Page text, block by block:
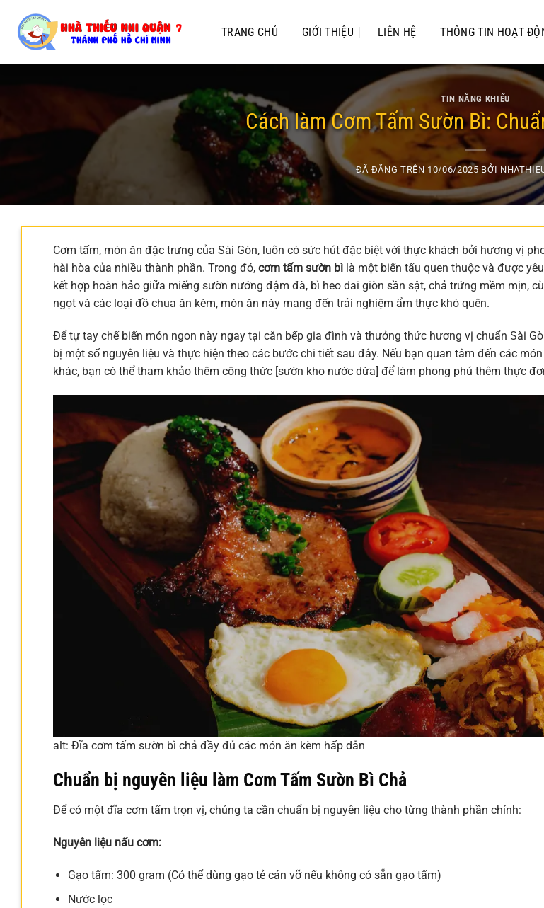
đến
dung
TRANG CHỦ GIỚI THIỆU LIÊN HỆ THÔNG TIN HOẠT
TIN NĂNG KHIẾU
Cách làm Cơm Tấm Sườn Bì:
ĐÃ ĐĂNG TRÊN 10/06/2025 BỞI
Cơm tấm, món ăn đặc trưng của Sài Gòn, luôn có sức hút đặc biệt với thực khách bởi hương vị
hài hòa của nhiều thành phần. Trong đó, cơm tấm sườn bì là một biến tấu quen thuộc và được
kết hợp hoàn hảo giữa miếng sườn nướng đậm đà, bì heo dai giòn sần sật, chả trứng mềm mịn,
ngọt và các loại đồ chua ăn kèm, món ăn này mang đến trải nghiệm ẩm thực khó quên.
Để tự tay chế biến món ngon này ngay tại căn bếp gia đình và thưởng thức hương vị chuẩn Sài
bị một số nguyên liệu và thực hiện theo các bước chi tiết sau đây. Nếu bạn quan tâm đến các
khác, bạn có thể tham khảo thêm công thức [sườn kho nước dừa] để làm phong phú thêm thực
alt: Đĩa cơm tấm sườn bì chả đầy đủ các món ăn kèm hấp dẫn
Chuẩn bị nguyên liệu làm Cơm Tấm Sườn Bì Chả
Để có một đĩa cơm tấm trọn vị, chúng ta cần chuẩn bị nguyên liệu cho từng thành phần chính:
Nguyên liệu nấu cơm:
Gạo tấm: 300 gram (Có thể dùng gạo tẻ cán vỡ nếu không có sẵn gạo tấm)
Nước lọc